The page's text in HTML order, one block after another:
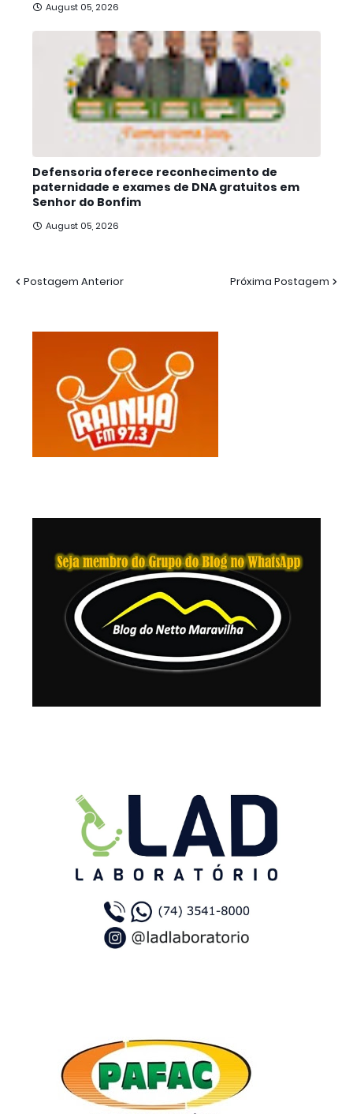
August 05, 2026
Defensoria oferece reconhecimento de
paternidade e exames de DNA gratuitos em
Senhor do Bonfim
August 05, 2026
Postagem Anterior Próxima Postagem